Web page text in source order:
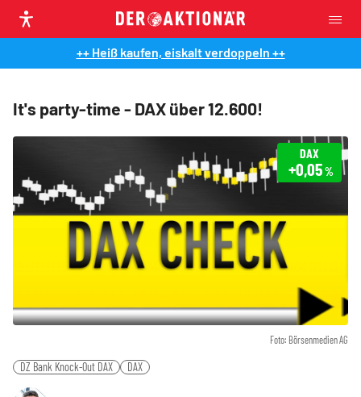
++ Heiß kaufen, eiskalt verdoppeln ++
It's party-time - DAX über 12.600!
Foto: Börsenmedien AG
DAX
+0,05%
DZ Bank Knock-Out DAX DAX